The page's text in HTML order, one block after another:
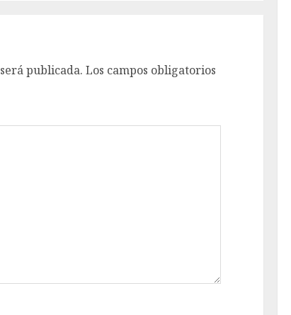
publicada. Los campos obligatorios